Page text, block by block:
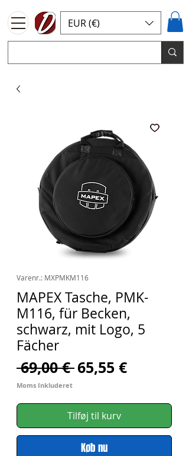
EUR (€)
Varenr.: MXPMKM116
MAPEX Tasche, PMK-
M116, für Becken,
schwarz, mit Logo, 5
Fächer
69,00 € Regulær
65,55 €Salgspris
Moms Inkluderet
Tilføj til kurv
Køb nu